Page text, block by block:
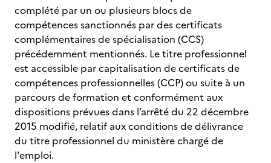
complété par un ou plusieurs blocs de
compétences sanctionnés par des certificats
complémentaires de spécialisation (CCS)
précédemment mentionnés. Le titre professionnel
est accessible par capitalisation de certificats de
compétences professionnelles (CCP) ou suite à un
parcours de formation et conformément aux
dispositions prévues dans l’arrêté du 22 décembre
2015 modifié, relatif aux conditions de délivrance
du titre professionnel du ministère chargé de
l'emploi.